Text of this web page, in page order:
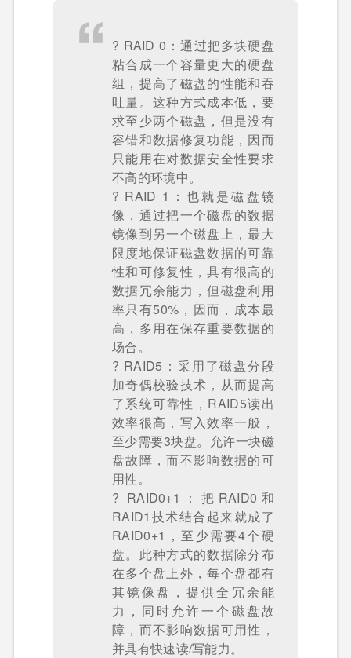
? RAID 0：通过把多块硬盘
粘合成一个容量更大的硬盘
组，提高了磁盘的性能和吞
吐量。这种方式成本低，要
求至少两个磁盘，但是没有
容错和数据修复功能，因而
只能用在对数据安全性要求
不高的环境中。
? RAID 1：也就是磁盘镜
像，通过把一个磁盘的数据
镜像到另一个磁盘上，最大
限度地保证磁盘数据的可靠
性和可修复性，具有很高的
数据冗余能力，但磁盘利用
率只有50%，因而，成本最
高，多用在保存重要数据的
场合。
? RAID5：采用了磁盘分段
加奇偶校验技术，从而提高
了系统可靠性，RAID5读出
效率很高，写入效率一般，
至少需要3块盘。允许一块磁
盘故障，而不影响数据的可
用性。
? RAID0+1：把RAID0和
RAID1技术结合起来就成了
RAID0+1，至少需要4个硬
盘。此种方式的数据除分布
在多个盘上外，每个盘都有
其镜像盘，提供全冗余能
力，同时允许一个磁盘故
障，而不影响数据可用性，
并具有快速读/写能力。